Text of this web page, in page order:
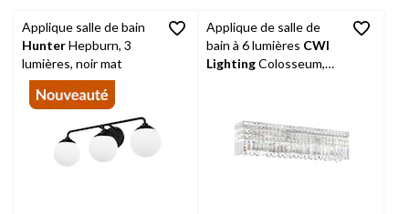
Applique salle de bain
HunterHepburn, 3
lumières, noir mat
Applique de salle de
bain à 6 lumières CWI
LightingColosseum,